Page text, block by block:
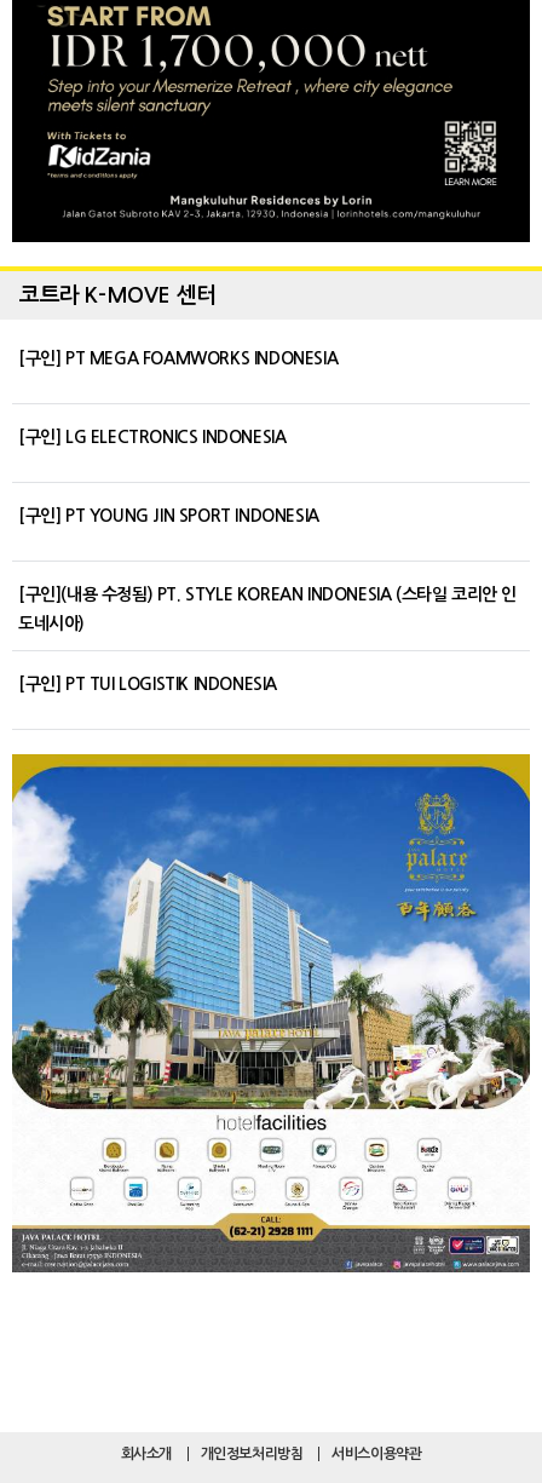
코트라 K-MOVE 센터
[구인] PT MEGA FOAMWORKS INDONESIA
[구인] LG ELECTRONICS INDONESIA
[구인] PT YOUNG JIN SPORT INDONESIA
[구인](내용 수정됨) PT. STYLE KOREAN INDONESIA (스타일 코리안 인
도네시아)
[구인] PT TUI LOGISTIK INDONESIA
회사소개 개인정보처리방침 서비스이용약관